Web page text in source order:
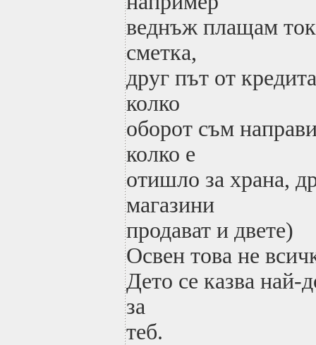
веднъж плащам
сметка,
друг път от
колко
оборот съм
колко е
отишло за храна,
магазини
продават и двете)
Освен това не
Дето се казва най-
за
теб.